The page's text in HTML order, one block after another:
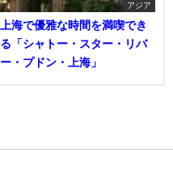
アジア
上海で優雅な時間を満喫でき
る「シャトー・スター・リバ
ー・プドン・上海」